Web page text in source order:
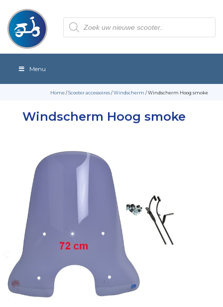
Producten
zoeken
Menu
Home/Scooter accessoires/Windscherm / Windscherm Hoog smoke
Windscherm Hoog smoke